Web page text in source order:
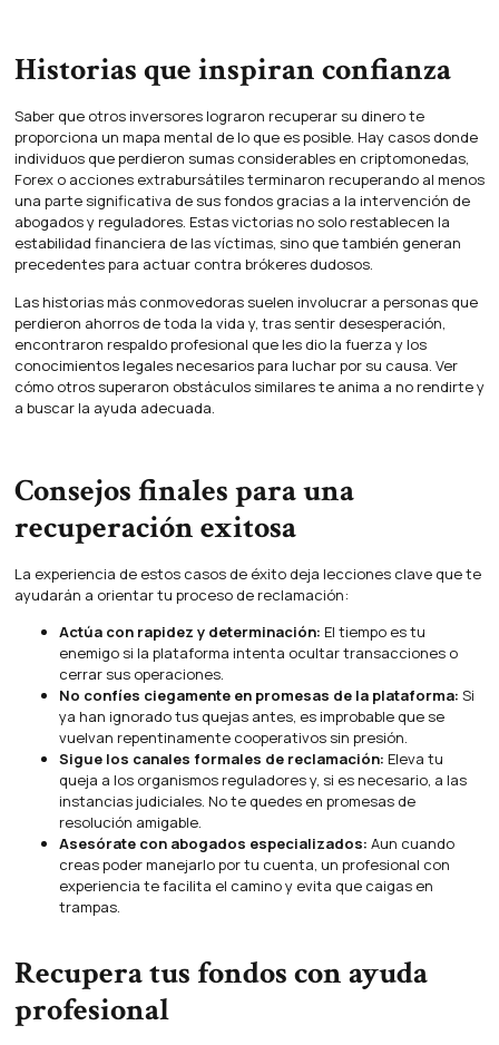
Historias que inspiran confianza
Saber que otros inversores lograron recuperar su dinero te
proporciona un mapa mental de lo que es posible. Hay casos donde
individuos que perdieron sumas considerables en criptomonedas,
Forex o acciones extrabursátiles terminaron recuperando al menos
una parte significativa de sus fondos gracias a la intervención de
abogados y reguladores. Estas victorias no solo restablecen la
estabilidad financiera de las víctimas, sino que también generan
precedentes para actuar contra brókeres dudosos.
Las historias más conmovedoras suelen involucrar a personas que
perdieron ahorros de toda la vida y, tras sentir desesperación,
encontraron respaldo profesional que les dio la fuerza y los
conocimientos legales necesarios para luchar por su causa. Ver
cómo otros superaron obstáculos similares te anima a no rendirte y
a buscar la ayuda adecuada.
Consejos finales para una
recuperación exitosa
La experiencia de estos casos de éxito deja lecciones clave que te
ayudarán a orientar tu proceso de reclamación:
Actúa con rapidez y determinación: El tiempo es tu
enemigo si la plataforma intenta ocultar transacciones o
cerrar sus operaciones.
No confíes ciegamente en promesas de la plataforma: Si
ya han ignorado tus quejas antes, es improbable que se
vuelvan repentinamente cooperativos sin presión.
Sigue los canales formales de reclamación: Eleva tu
queja a los organismos reguladores y, si es necesario, a las
instancias judiciales. No te quedes en promesas de
resolución amigable.
Asesórate con abogados especializados: Aun cuando
creas poder manejarlo por tu cuenta, un profesional con
experiencia te facilita el camino y evita que caigas en
trampas.
Recupera tus fondos con ayuda
profesional